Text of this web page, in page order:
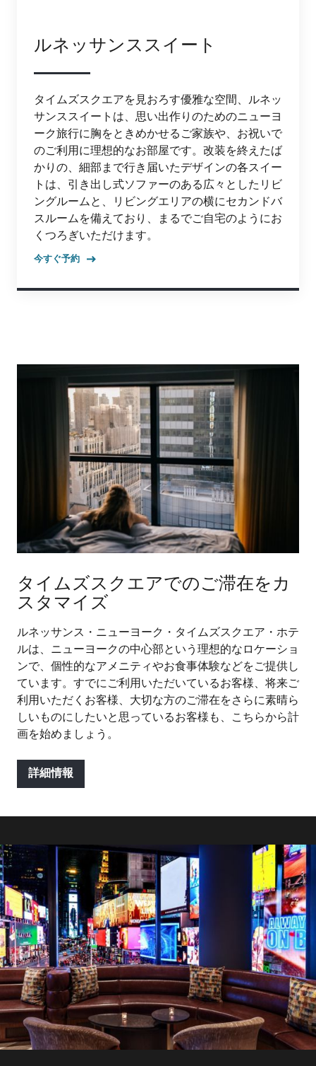
ルネッサンススイート
タイムズスクエアを見おろす優雅な空間、ルネッ
サンススイートは、思い出作りのためのニューヨ
ーク旅行に胸をときめかせるご家族や、お祝いで
のご利用に理想的なお部屋です。改装を終えたば
かりの、細部まで行き届いたデザインの各スイー
トは、引き出し式ソファーのある広々としたリビ
ングルームと、リビングエリアの横にセカンドバ
スルームを備えており、まるでご自宅のようにお
くつろぎいただけます。
今すぐ予約
タイムズスクエアでのご滞在をカ
スタマイズ
ルネッサンス・ニューヨーク・タイムズスクエア・ホテ
ルは、ニューヨークの中心部という理想的なロケーショ
ンで、個性的なアメニティやお食事体験などをご提供し
ています。すでにご利用いただいているお客様、将来ご
利用いただくお客様、大切な方のご滞在をさらに素晴ら
しいものにしたいと思っているお客様も、こちらから計
画を始めましょう。
詳細情報